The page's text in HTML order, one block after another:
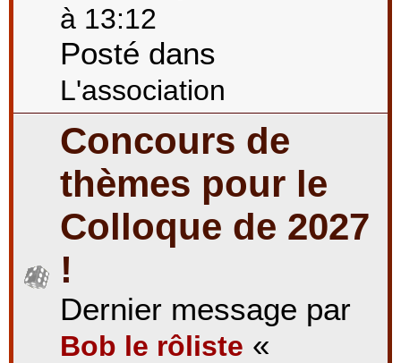
à 13:12
Posté dans
L'association
Concours de
thèmes pour le
Colloque de 2027
!
Dernier message par
Bob le rôliste «